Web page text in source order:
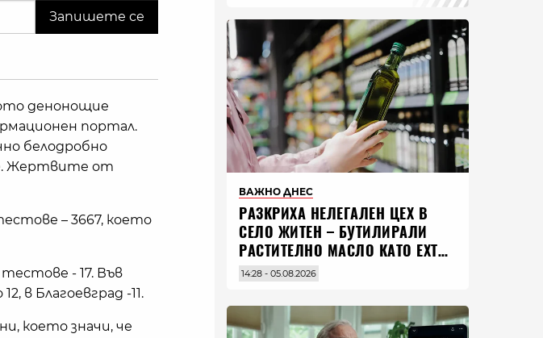
денонощие
портал.
белодробно
Жертвите от
– 3667, което
- 17. Във
в Благоевград -11.
което значи, че
ВАЖНО ДНЕС
РАЗКРИХА НЕЛЕГАЛЕН ЦЕХ В
СЕЛО ЖИТЕН – БУТИЛИРАЛИ
РАСТИТЕЛНО МАСЛО КАТО EXTRA
VIRGIN ЗЕХТИН
14:28 - 05.08.2026